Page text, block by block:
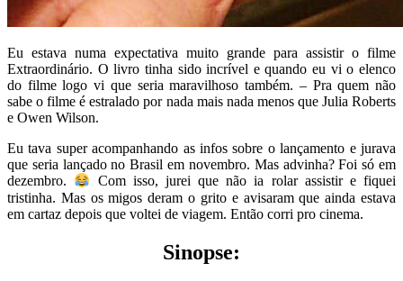
Eu estava numa expectativa muito grande para assistir o filme
Extraordinário. O livro tinha sido incrível e quando eu vi o elenco
do filme logo vi que seria maravilhoso também. – Pra quem não
sabe o filme é estralado por nada mais nada menos que Julia Roberts
e Owen Wilson.
Eu tava super acompanhando as infos sobre o lançamento e jurava
que seria lançado no Brasil em novembro. Mas advinha? Foi só em
dezembro.
Com isso, jurei que não ia rolar assistir e fiquei
tristinha. Mas os migos deram o grito e avisaram que ainda estava
em cartaz depois que voltei de viagem. Então corri pro cinema.
Sinopse: